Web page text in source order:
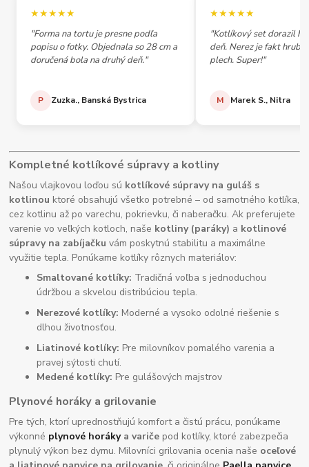
★★★★★
"Forma na tortu je presne podľa
popisu o fotky. Objednala so 28 cm a
doručená bola na druhý deň."
P Zuzka., Banská Bystrica
★★★★★
"Kotlíkový set dorazil
deň. Nerez je fakt
plech. Super!"
M Marek S., Nitra
Kompletné kotlíkové súpravy a kotliny
Našou vlajkovou loďou sú kotlíkové súpravy na guláš s
kotlinou ktoré obsahujú všetko potrebné – od samotného kotlíka,
cez kotlinu až po varechu, pokrievku, či naberačku. Ak preferujete
varenie vo veľkých kotloch, naše kotliny (paráky) a kotlinové
súpravy na zabíjačku vám poskytnú stabilitu a maximálne
využitie tepla. Ponúkame kotlíky rôznych materiálov:
Smaltované kotlíky: Tradičná voľba s jednoduchou
údržbou a skvelou distribúciou tepla.
Nerezové kotlíky: Moderné a vysoko odolné riešenie s
dlhou životnosťou.
Liatinové kotlíky: Pre milovníkov pomalého varenia a
pravej sýtosti chutí.
Medené kotlíky: Pre gulášových majstrov
Plynové horáky a grilovanie
Pre tých, ktorí uprednostňujú komfort a čistú prácu, ponúkame
výkonné plynové horákya variče pod kotlíky, ktoré zabezpečia
plynulý výkon bez dymu. Milovníci grilovania ocenia naše oceľové